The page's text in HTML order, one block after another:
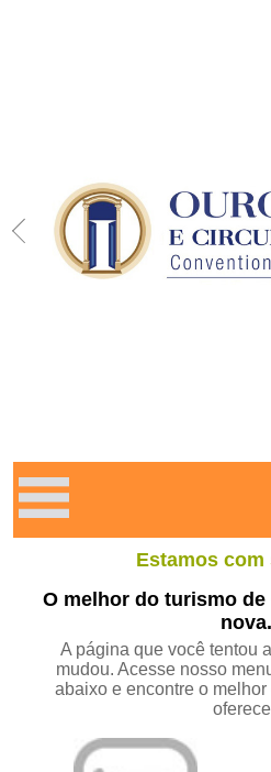
Estamos com
O melhor do turismo
nova.
A página que você tentou
mudou. Acesse nosso
abaixo e encontre o